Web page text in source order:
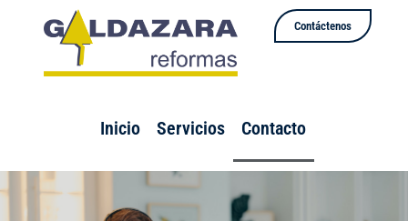
Contáctenos
Inicio Servicios Contacto